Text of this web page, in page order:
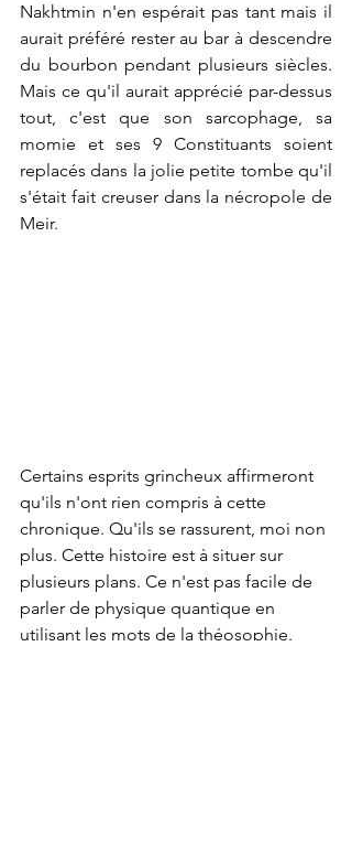
Nakhtmin n'en espérait pas tant mais il
aurait préféré rester au bar à descendre
du bourbon pendant plusieurs siècles.
Mais ce qu'il aurait apprécié par-dessus
tout, c'est que son sarcophage, sa
momie et ses 9 Constituants soient
replacés dans la jolie petite tombe qu'il
s'était fait creuser dans la nécropole de
Meir.
Certains esprits grincheux affirmeront
qu'ils n'ont rien compris à cette
chronique. Qu'ils se rassurent, moi non
plus. Cette histoire est à situer sur
plusieurs plans. Ce n'est pas facile de
parler de physique quantique en
utilisant les mots de la théosophie.